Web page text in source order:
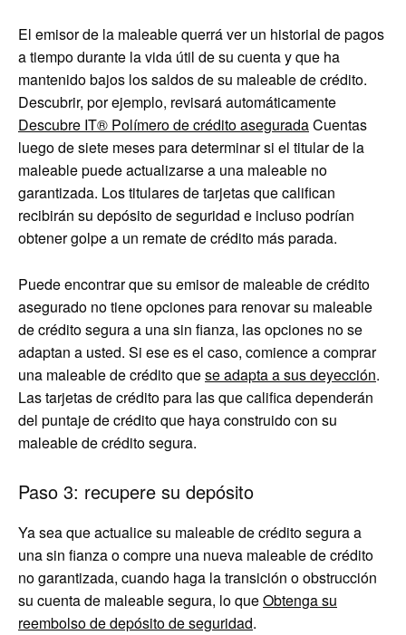
El emisor de la maleable querrá ver un historial de pagos
a tiempo durante la vida útil de su cuenta y que ha
mantenido bajos los saldos de su maleable de crédito.
Descubrir, por ejemplo, revisará automáticamente
Descubre IT® Polímero de crédito aseguradaCuentas
luego de siete meses para determinar si el titular de la
maleable puede actualizarse a una maleable no
garantizada. Los titulares de tarjetas que califican
recibirán su depósito de seguridad e incluso podrían
obtener golpe a un remate de crédito más parada.
Puede encontrar que su emisor de maleable de crédito
asegurado no tiene opciones para renovar su maleable
de crédito segura a una sin fianza, las opciones no se
adaptan a usted. Si ese es el caso, comience a comprar
una maleable de crédito quese adapta a sus deyección.
Las tarjetas de crédito para las que califica dependerán
del puntaje de crédito que haya construido con su
maleable de crédito segura.
Paso 3: recupere su depósito
Ya sea que actualice su maleable de crédito segura a
una sin fianza o compre una nueva maleable de crédito
no garantizada, cuando haga la transición o obstrucción
su cuenta de maleable segura, lo queObtenga su
reembolso de depósito de seguridad.